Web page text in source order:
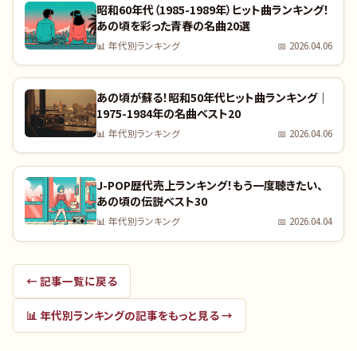
昭和60年代（1985-1989年）ヒット曲ランキング！
あの頃を彩った青春の名曲20選
📊 年代別ランキング 📅 2026.04.06
あの頃が蘇る！昭和50年代ヒット曲ランキング｜
1975-1984年の名曲ベスト20
📊 年代別ランキング 📅 2026.04.06
J-POP歴代売上ランキング！もう一度聴きたい、
あの頃の伝説ベスト30
📊 年代別ランキング 📅 2026.04.04
← 記事一覧に戻る
📊 年代別ランキングの記事をもっと見る →